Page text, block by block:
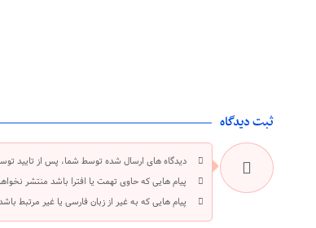
ثبت دیدگاه
دیدگاه های ارسال شده توسط شما، پس از تایید
پیام هایی که حاوی تهمت یا افترا باشد منتشر
پیام هایی که به غیر از زبان فارسی یا غیر مرتبط